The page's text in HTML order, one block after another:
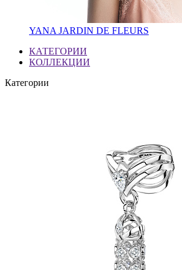
YANA JARDIN DE FLEURS
КАТЕГОРИИ
КОЛЛЕКЦИИ
Категории